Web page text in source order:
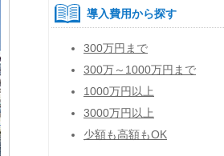
導入費用から探す
300万円まで
300万～1000万円まで
1000万円以上
3000万円以上
少額も高額もOK